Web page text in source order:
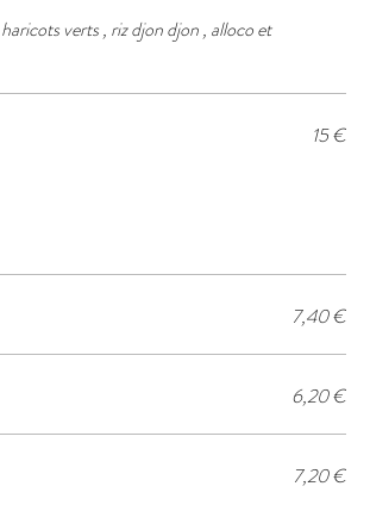
verts , riz djon djon , alloco et
15 €
7,40 €
6,20 €
7,20 €